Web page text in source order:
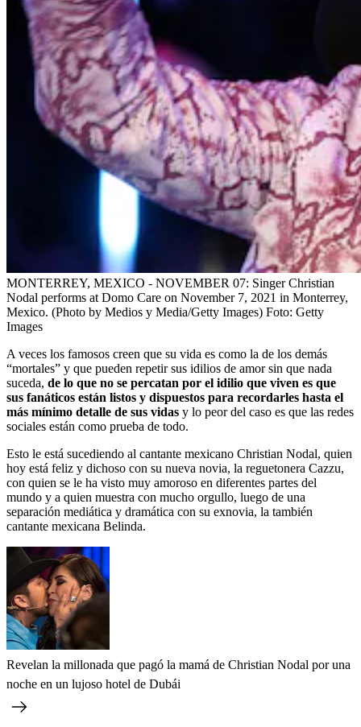
MONTERREY, MEXICO - NOVEMBER 07: Singer Christian
Nodal performs at Domo Care on November 7, 2021 in Monterrey,
Mexico. (Photo by Medios y Media/Getty Images) Foto: Getty
Images
A veces los famosos creen que su vida es como la de los demás
“mortales” y que pueden repetir sus idilios de amor sin que nada
suceda, de lo que no se percatan por el idilio que viven es que
sus fanáticos están listos y dispuestos para recordarles hasta el
más mínimo detalle de sus vidas y lo peor del caso es que las redes
sociales están como prueba de todo.
Esto le está sucediendo al cantante mexicano Christian Nodal, quien
hoy está feliz y dichoso con su nueva novia, la reguetonera Cazzu,
con quien se le ha visto muy amoroso en diferentes partes del
mundo y a quien muestra con mucho orgullo, luego de una
separación mediática y dramática con su exnovia, la también
cantante mexicana Belinda.
Revelan la millonada que pagó la mamá de Christian Nodal por una
noche en un lujoso hotel de Dubái